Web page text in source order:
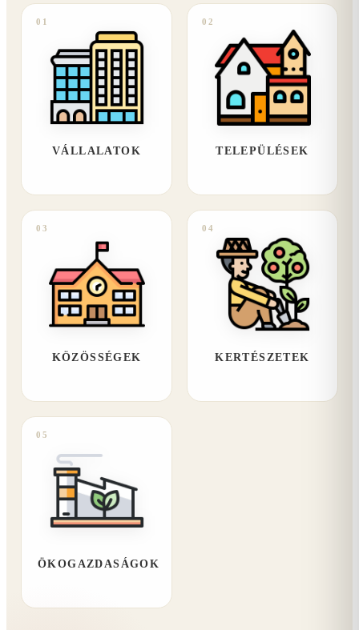
01
VÁLLALATOK
02
TELEPÜLÉSEK
03
KÖZÖSSÉGEK
04
KERTÉSZETEK
05
ÖKOGAZDASÁGOK